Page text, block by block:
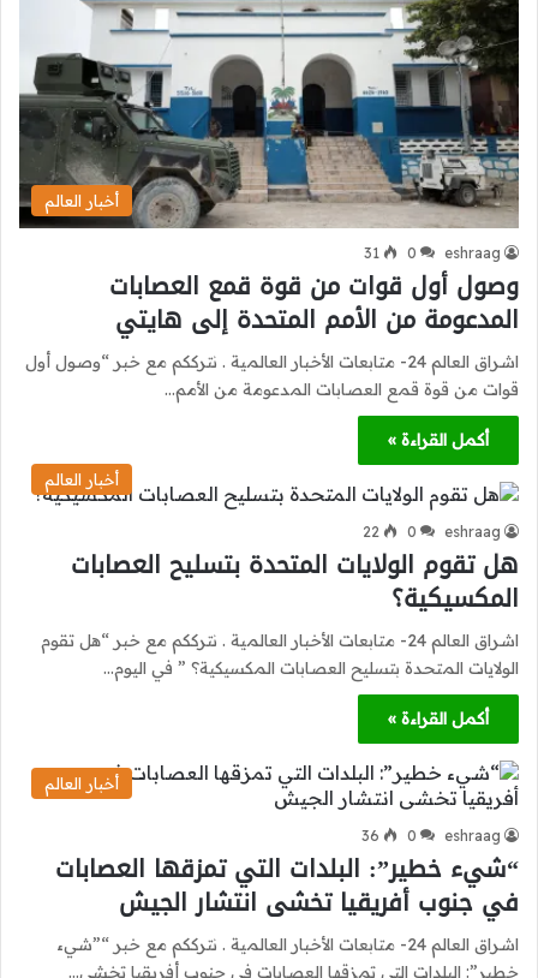
أخبار العالم
eshraag
0
31
وصول أول قوات من قوة قمع العصابات
المدعومة من الأمم المتحدة إلى هايتي
اشراق العالم 24- متابعات الأخبار العالمية . نترككم مع خبر “وصول أول
قوات من قوة قمع العصابات المدعومة من الأمم…
أكمل القراءة »
أخبار العالم
eshraag
0
22
هل تقوم الولايات المتحدة بتسليح العصابات
المكسيكية؟
اشراق العالم 24- متابعات الأخبار العالمية . نترككم مع خبر “هل تقوم
الولايات المتحدة بتسليح العصابات المكسيكية؟ ” في اليوم…
أكمل القراءة »
أخبار العالم
eshraag
0
36
“شيء خطير”: البلدات التي تمزقها العصابات
في جنوب أفريقيا تخشى انتشار الجيش
اشراق العالم 24- متابعات الأخبار العالمية . نترككم مع خبر “”شيء
خطير”: البلدات التي تمزقها العصابات في جنوب أفريقيا تخشى…